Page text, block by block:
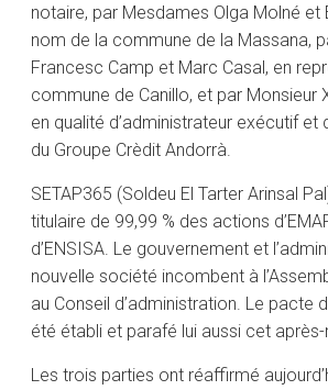
notaire, par Mesdames Olga Molné et
nom de la commune de la Massana,
Francesc Camp et Marc Casal, en
commune de Canillo, et par Monsieur
en qualité d’administrateur exécutif et
du Groupe Crèdit Andorrà.
SETAP365 (Soldeu El Tarter Arinsal
titulaire de 99,99 % des actions
d’ENSISA. Le gouvernement et
nouvelle société incombent à
au Conseil d’administration. Le pacte
été établi et parafé lui aussi cet après-
Les trois parties ont réaffirmé